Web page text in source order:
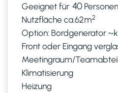
Geeignet für 40 Personen
Nutzfläche ca.62m2
Option: Bordgenerator
Front oder Eingang
Meetingraum/
Klimatisierung
Heizung